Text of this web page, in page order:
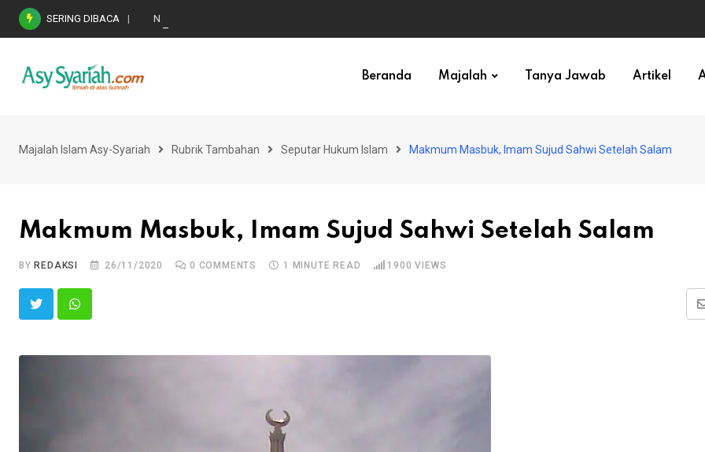
Skip
SERING DIBACA Nasihat Emas di Masa Fitnah (Ujian/Perselisihan)
Beranda Majalah Tanya Jawab Artikel
Majalah Islam Asy-Syariah Rubrik Tambahan Seputar Hukum Islam Makmum Masbuk, Imam Sujud Sahwi Setelah Salam
Makmum Masbuk, Imam Sujud Sahwi Setelah Salam
BY REDAKSI 26/11/2020 0 COMMENTS 1 MINUTE READ 1900 VIEWS